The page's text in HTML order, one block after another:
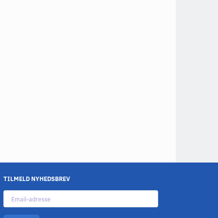
TILMELD NYHEDSBREV
Email-
adresse